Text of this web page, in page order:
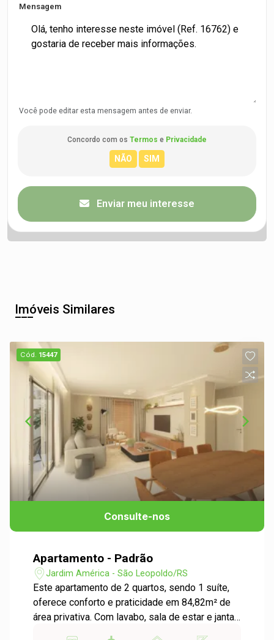
Mensagem
Você pode editar esta mensagem antes de enviar.
Concordo com os Termos e Privacidade
Enviar meu interesse
Imóveis Similares
Cód. 15447
Consulte-nos
Apartamento - Padrão
Jardim América - São Leopoldo/RS
Este apartamento de 2 quartos, sendo 1 suíte,
oferece conforto e praticidade em 84,82m² de
área privativa. Com lavabo, sala de estar e jantar